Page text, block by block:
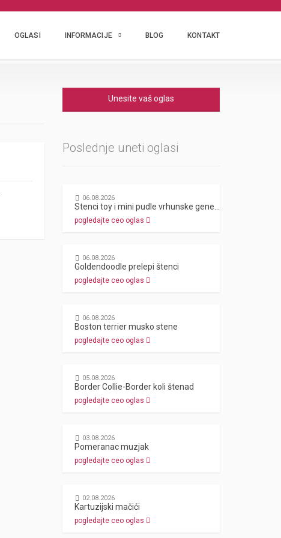
OGLASI INFORMACIJE BLOG KONTAKT
Unesite vaš oglas
Poslednje uneti oglasi
06.08.2026
pogledajte ceo oglas
06.08.2026
Goldendoodle prelepi štenci
pogledajte ceo oglas
06.08.2026
Boston terrier musko stene
pogledajte ceo oglas
05.08.2026
Border Collie-Border koli štenad
pogledajte ceo oglas
03.08.2026
Pomeranac muzjak
pogledajte ceo oglas
02.08.2026
Kartuzijski mačići
pogledajte ceo oglas